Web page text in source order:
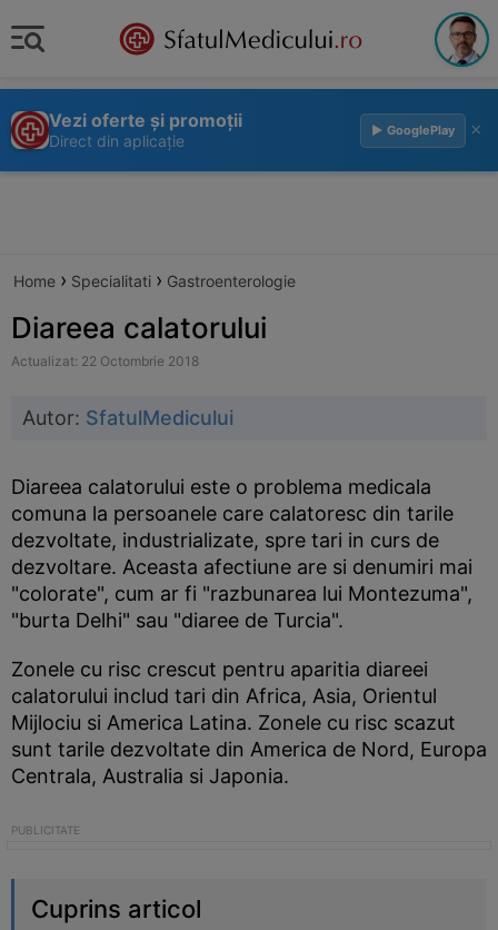
Vezi oferte și promoții
Direct din aplicație
▶ GooglePlay ×
Home › Specialitati › Gastroenterologie
Diareea calatorului
Actualizat: 22 Octombrie 2018
Autor: SfatulMedicului
Diareea calatorului este o problema medicala
comuna la persoanele care calatoresc din tarile
dezvoltate, industrializate, spre tari in curs de
dezvoltare. Aceasta afectiune are si denumiri mai
"colorate", cum ar fi "razbunarea lui Montezuma",
"burta Delhi" sau "diaree de Turcia".
Zonele cu risc crescut pentru aparitia diareei
calatorului includ tari din Africa, Asia, Orientul
Mijlociu si America Latina. Zonele cu risc scazut
sunt tarile dezvoltate din America de Nord, Europa
Centrala, Australia si Japonia.
Cuprins articol